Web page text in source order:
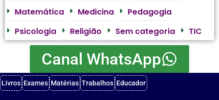
Matemática
Medicina
Pedagogia
Psicologia
Religião Sem categoria TIC
Canal WhatsApp
Livros Exames Matérias Trabalhos Educador